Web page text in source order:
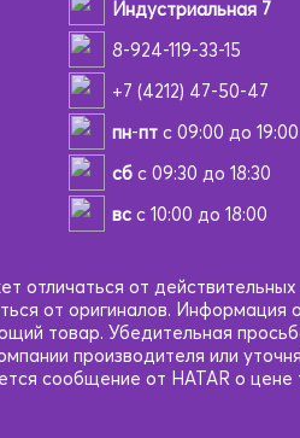
Индустриальная 7
8-924-119-33-15
+7 (4212) 47-50-47
пн-птс 09:00 до 19:00
сбс 09:30 до 18:30
всс 10:00 до 18:00
отличаться от
от оригиналов. Информация
товар. Убедительная
производителя или
сообщение от HATAR о цене